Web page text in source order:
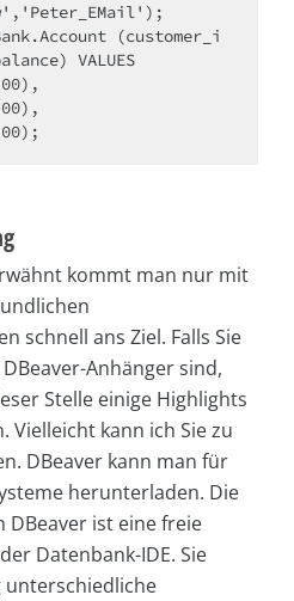
(customer_i
VALUES
kommt man nur mit
schnell ans Ziel. Falls Sie
Anhänger sind,
Stelle einige Highlights
Vielleicht kann ich Sie zu
DBeaver kann man für
herunterladen. Die
DBeaver ist eine freie
Datenbank-IDE. Sie